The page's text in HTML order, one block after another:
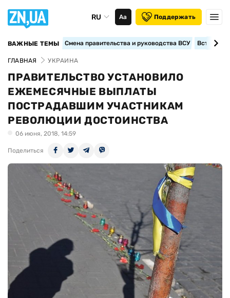
RU Аа Поддержать
ВАЖНЫЕ ТЕМЫ Смена правительства и руководства ВСУ
ГЛАВНАЯ УКРАИНА
ПРАВИТЕЛЬСТВО УСТАНОВИЛО
ЕЖЕМЕСЯЧНЫЕ ВЫПЛАТЫ
ПОСТРАДАВШИМ УЧАСТНИКАМ
РЕВОЛЮЦИИ ДОСТОИНСТВА
06 июня, 2018, 14:59
Поделиться